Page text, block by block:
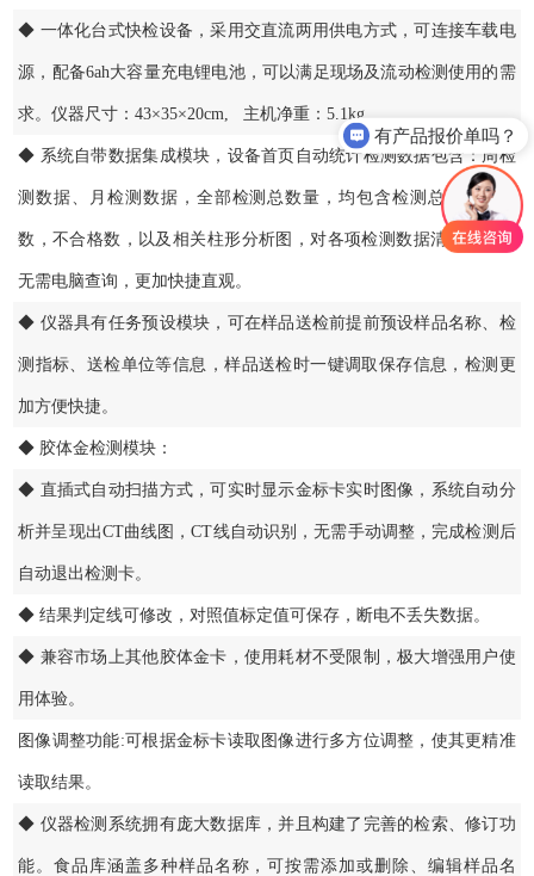
◆ 一体化台式快检设备，采用交直流两用供电方式，可连接车载电
源，配备6ah大容量充电锂电池，可以满足现场及流动检测使用的需
求。仪器尺寸：43×35×20cm, 主机净重：5.1kg
◆ 系统自带数据集成模块，设备首页自动统计检测数据包含：周检
测数据、月检测数据，全部检测总数量，均包含检测总数，合格
数，不合格数，以及相关柱形分析图，对各项检测数据清晰掌握，
无需电脑查询，更加快捷直观。
◆ 仪器具有任务预设模块，可在样品送检前提前预设样品名称、检
测指标、送检单位等信息，样品送检时一键调取保存信息，检测更
加方便快捷。
◆ 胶体金检测模块：
◆ 直插式自动扫描方式，可实时显示金标卡实时图像，系统自动分
析并呈现出CT曲线图，CT线自动识别，无需手动调整，完成检测后
自动退出检测卡。
◆ 结果判定线可修改，对照值标定值可保存，断电不丢失数据。
◆ 兼容市场上其他胶体金卡，使用耗材不受限制，极大增强用户使
用体验。
图像调整功能:可根据金标卡读取图像进行多方位调整，使其更精准
读取结果。
◆ 仪器检测系统拥有庞大数据库，并且构建了完善的检索、修订功
能。食品库涵盖多种样品名称，可按需添加或删除、编辑样品名
有产品报价单吗？